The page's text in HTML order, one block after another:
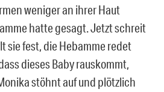
weniger an ihrer Haut
hatte gesagt. Jetzt schreit
sie fest, die Hebamme redet
dieses Baby rauskommt,
stöhnt auf und plötzlich